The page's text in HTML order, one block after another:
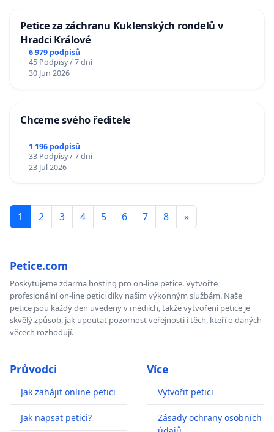
Petice za záchranu Kuklenských rondelů v
Hradci Králové
6 979 podpisů
45 Podpisy / 7 dní
30 Jun 2026
Chceme svého ředitele
1 196 podpisů
33 Podpisy / 7 dní
23 Jul 2026
1 2 3 4 5 6 7 8 »
Petice.com
Poskytujeme zdarma hosting pro on-line petice. Vytvořte
profesionální on-line petici díky našim výkonným službám. Naše
petice jsou každý den uvedeny v médiích, takže vytvoření petice je
skvělý způsob, jak upoutat pozornost veřejnosti i těch, kteří o daných
věcech rozhodují.
Průvodci
Jak zahájit online petici
Jak napsat petici?
Více
Vytvořit petici
Zásady ochrany osobních